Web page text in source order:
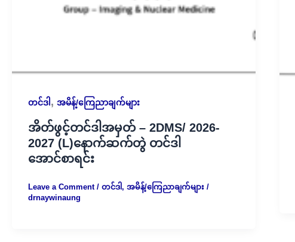
တင်ဒါ , အမိန့်/ကြေညာချက်များ
အိတ်ဖွင့်တင်ဒါအမှတ် – 2DMS/ 2026-
2027 (L)နောက်ဆက်တွဲ တင်ဒါ
အောင်စာရင်း
Leave a Comment / တင်ဒါ, အမိန့်/ကြေညာချက်များ /
drnaywinaung